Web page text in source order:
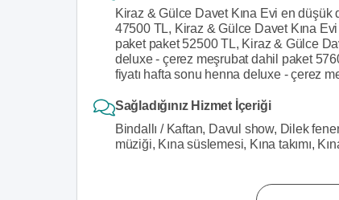
Kiraz & Gülce Davet Kına Evi en
47500 TL, Kiraz & Gülce Davet Kına
paket paket 52500 TL, Kiraz & Gülce
deluxe - çerez meşrubat dahil paket
fiyatı hafta sonu henna deluxe - çerez
Sağladığınız Hizmet İçeriği
Bindallı / Kaftan, Davul show, Dilek
müziği, Kına süslemesi, Kına takımı,